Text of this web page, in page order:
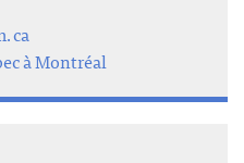
à Montréal